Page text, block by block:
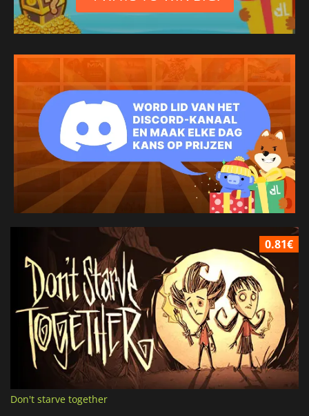
0.81€
Don't starve together